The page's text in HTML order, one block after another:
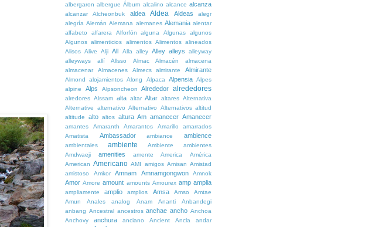
albergaron albergue Álbum alcalino alcance alcanza
alcanzar Alcheonbuk aldea Aldea Aldeas
alegr
alegría Alemán Alemana alemanes Alemania alentar
alfabeto
alfarera Alforfón alguna Algunas
algunos
Algunos alimenticios alimentos Alimentos alineados
Alisos Alive Alji All Alla alley Alley alleys
alleyway
alleyways
allí Allsso Almac Almacén
almacena
almacenar
Almacenes Almecs almirante Almirante
Almond alojamientos Along Alpaca Alpensia Alpes
alpine
Alps Alpsoncheon Alrededor alrededores
alredores Alssam alta altar Altar altares Alternativa
Alternative
alternativo Alternativo Alternativos altitud
altitude
alto altos altura Am amanecer Amanecer
amantes Amaranth Amarantos Amarillo
amarrados
Amatista
Ambassador ambiance ambience
ambientales ambiente Ambiente
ambientes
Amdwaeji
amenities amente America
América
American Americano AMI amigos Amisan Amistad
amistoso
Amkor Amnam Amnamgongwon Amnok
Amor Amore amount amounts Amourex amp amplia
ampliamente amplio amplios Amsa Amso
Amtae
Amun
Anales analog Anam Ananti
Anbandegi
anbang Ancestral ancestros anchae ancho Anchoa
Anchovy
anchura anciano Ancient Ancla andar